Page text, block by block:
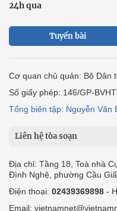
24h qua
Tuyến bài
Cơ quan chủ quản: Bộ Dân
Số giấy phép: 146/GP-
Tổng biên tập: Nguyễn Văn
Liên hệ tòa soạn
Địa chỉ: Tầng 18, Toà nhà
Đình Nghệ, phường Cầu
Điện thoại: 02439369898 -
Email: